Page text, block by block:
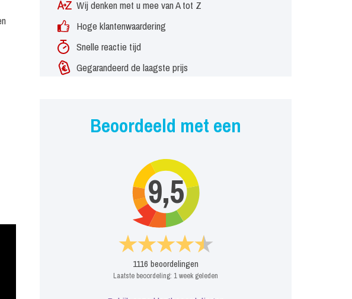
Wij denken met u mee van A tot Z
Hoge klantenwaardering
Snelle reactie tijd
Gegarandeerd de laagste prijs
Beoordeeld met een
9,5
1116 beoordelingen
Laatste beoordeling: 1 week geleden